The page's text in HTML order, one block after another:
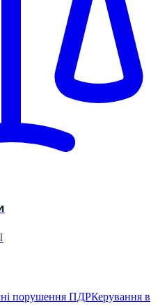
порушення ПДРКерування в